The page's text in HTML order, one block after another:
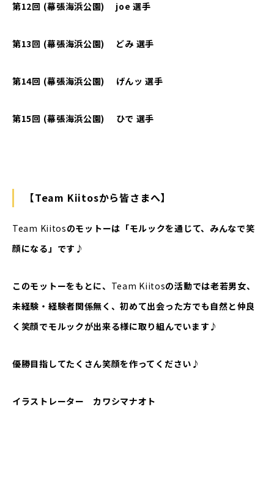
第12回 (幕張海浜公園) joe 選手
第13回 (幕張海浜公園) どみ 選手
第14回 (幕張海浜公園) げんッ 選手
第15回 (幕張海浜公園) ひで 選手
【Team Kiitosから皆さまへ】
Team Kiitosのモットーは「モルックを通じて、みんなで笑
顔になる」です♪
このモットーをもとに、 Team Kiitosの活動では老若男女、
未経験・経験者関係無く、初めて出会った方でも自然と仲良
く笑顔でモルックが出来る様に取り組んでいます♪
優勝目指してたくさん笑顔を作ってください♪
イラストレーター カワシマナオト